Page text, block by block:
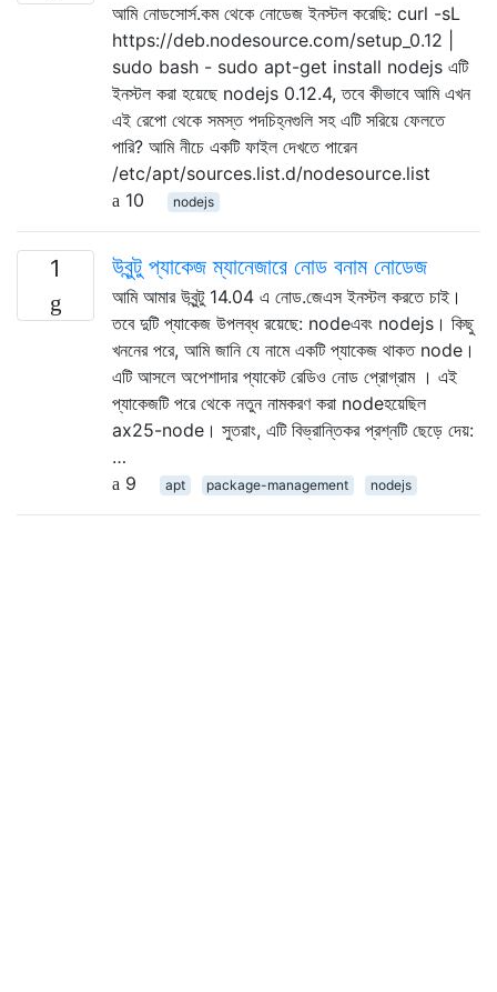
আমি নোডসোর্স.কম থেকে নোডেজ ইনস্টল করেছি: curl -sL
https://deb.nodesource.com/setup_0.12 |
sudo bash - sudo apt-get install nodejs এটি
ইনস্টল করা হয়েছে nodejs 0.12.4, তবে কীভাবে আমি এখন
এই রেপো থেকে সমস্ত পদচিহ্নগুলি সহ এটি সরিয়ে ফেলতে
পারি? আমি নীচে একটি ফাইল দেখতে পারেন
/etc/apt/sources.list.d/nodesource.list
10
nodejs
1 উবুন্টু প্যাকেজ ম্যানেজারে নোড বনাম নোডেজ
আমি আমার উবুন্টু 14.04 এ নোড.জেএস ইনস্টল করতে চাই।
তবে দুটি প্যাকেজ উপলব্ধ রয়েছে: nodeএবং nodejs। কিছু
খননের পরে, আমি জানি যে নামে একটি প্যাকেজ থাকত node।
এটি আসলে অপেশাদার প্যাকেট রেডিও নোড প্রোগ্রাম । এই
প্যাকেজটি পরে থেকে নতুন নামকরণ করা nodeহয়েছিল
ax25-node। সুতরাং, এটি বিভ্রান্তিকর প্রশ্নটি ছেড়ে দেয়:
…
9
apt package-management nodejs